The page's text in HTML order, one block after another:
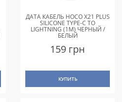
ДАТА КАБЕЛЬ HOCO X21 PLUS
SILICONE TYPE-C TO
LIGHTNING (1M) ЧЕРНЫЙ /
БЕЛЫЙ
159 грн
КУПИТЬ